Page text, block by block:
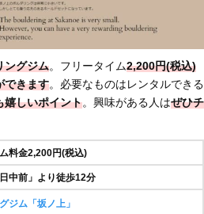
ングジム。フリータイム2,200円(税込)
できます。必要なものはレンタルできる
嬉しいポイント。興味がある人はぜひチ
料金2,200円(税込)
中前」より徒歩12分
ジム「坂ノ上」